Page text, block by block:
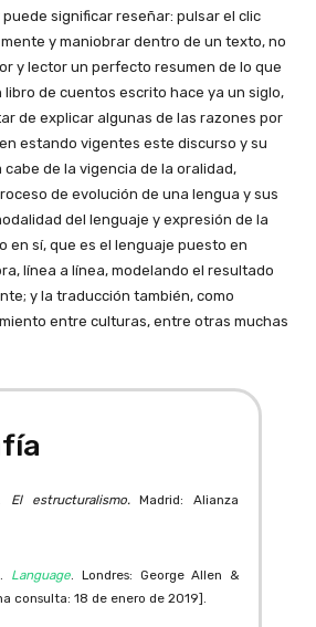
significar reseñar: pulsar el clic
y maniobrar dentro de un texto, no
y lector un perfecto resumen de lo que
de cuentos escrito hace ya un siglo,
de explicar algunas de las razones por
estando vigentes este discurso y su
de la vigencia de la oralidad,
de evolución de una lengua y sus
del lenguaje y expresión de la
en sí, que es el lenguaje puesto en
línea a línea, modelando el resultado
y la traducción también, como
entre culturas, entre otras muchas
El estructuralismo.Madrid: Alianza
Language. Londres: George Allen &
consulta: 18 de enero de 2019].